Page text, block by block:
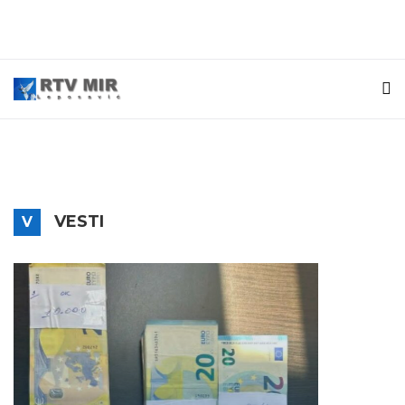
V VESTIUhapšen 65-Godišnjak Zbog Pretnje
Vatrenim Oružjem Na Brezovici